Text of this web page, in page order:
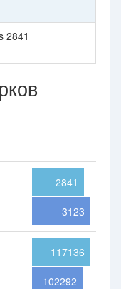
2841
2841
3123
117136
102292